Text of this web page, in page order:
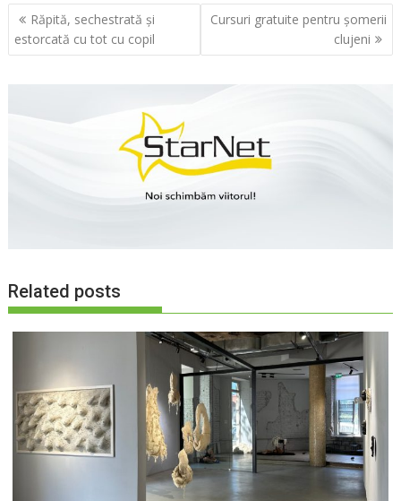
Navigare
în
articole
Răpită, sechestrată şi
estorcată cu tot cu copil
Cursuri gratuite pentru şomerii
clujeni
Related posts